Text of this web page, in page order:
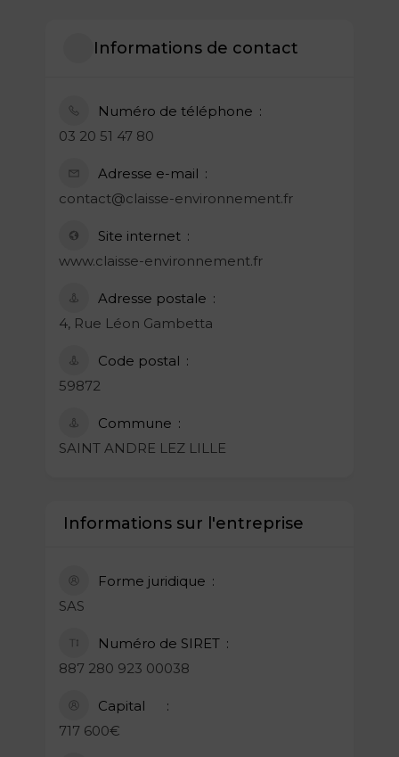
Informations de contact
Numéro de téléphone
03 20 51 47 80
Adresse e-mail
contact@claisse-environnement.fr
Site internet
www.claisse-environnement.fr
Adresse postale
4, Rue Léon Gambetta
Code postal
59872
Commune
SAINT ANDRE LEZ LILLE
Informations sur l'entreprise
Forme juridique
SAS
Numéro de SIRET
887 280 923 00038
Capital
717 600€